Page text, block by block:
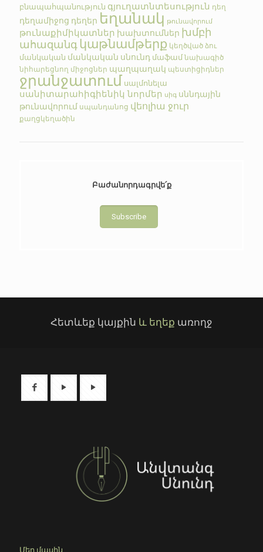
բնապահպանություն գյուղատնտեսություն դեղ
դեղամիջոց դեղեր եղանակ թունավորում
թունաքիմիկատներ խախտումներ խմբի
ահազանգկաթնամթերք կեղծված ձու
մանկական մանկական սնունդ մաֆամ նախագիծ
նիհարեցնող միջոցներ պաղպաղակ պեստիցիդներ
ջրանջատում սալմոնելա
սանիտարահիգիենիկ նորմեր սիգ սննդային
թունավորում սպանդանոց վեոլիա ջուր
քաղցկեղածին
Բաժանորդագրվե՛ք
Subscribe
Հետևեք կայքին և եղեք առողջ
Մեր մասին